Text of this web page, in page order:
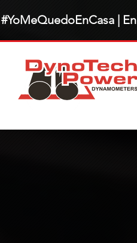
#YoMeQuedoEnCasa |